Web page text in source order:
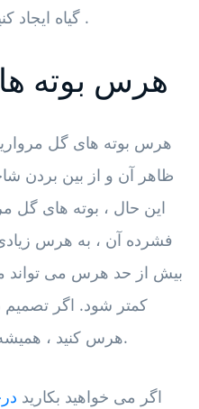
گیاه ایجاد .
هرس بوته
هرس بوته های گل
ظاهر آن و از بین بردن
این حال ، بوته های گل
فشرده آن ، به هرس
بیش از حد هرس می تواند
کمتر شود. اگر تصمیم
هرس کنید ، همیشه آنها را در زمستان کوتاه کنید.
اگر می خواهید بکارید